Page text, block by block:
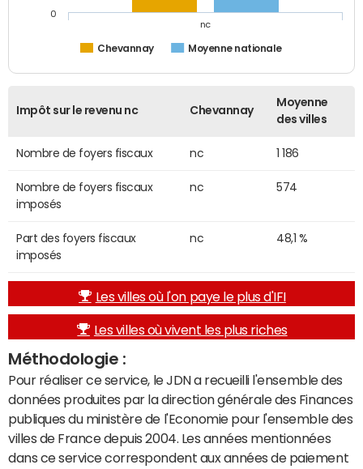
Chevannay Moyenne nationale
nc
0
Impôt sur le revenu nc Chevannay
Moyenne
des villes
Nombre de foyers fiscaux nc 1 186
Nombre de foyers fiscaux
imposés
nc 574
Part des foyers fiscaux
imposés
nc 48,1 %
Les villes où l'on paye le plus d'IFI
Les villes où vivent les plus riches
Méthodologie :
Pour réaliser ce service, le JDN a recueilli l'ensemble des
données produites par la direction générale des Finances
publiques du ministère de l'Economie pour l'ensemble des
villes de France depuis 2004. Les années mentionnées
dans ce service correspondent aux années de paiement